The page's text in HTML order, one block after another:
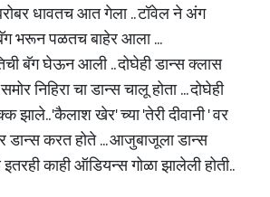
धावतच आत गेला .. टॉवेल ने अंग
भरून पळतच बाहेर आला ...
बॅग घेऊन आली .. दोघेही डान्स क्लास
निहिरा चा डान्स चालू होता ... दोघेही
झाले.. 'कैलाश खेर' च्या 'तेरी दीवानी ' वर
डान्स करत होते ... आजुबाजूला डान्स
काही ऑडियन्स गोळा झालेली होती..